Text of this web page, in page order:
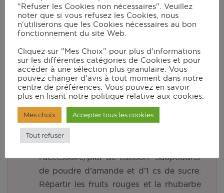
glace et l’eau. Ajouter le beurre coupés
en petits cubes et mélanger du bout des
une boule. L’envelopper dans du film
alimentaire et la laisser reposer au
réfrigérateur pendant 30mn.
Couper la rhubarbe en fins tronçons. Les
mélanger avec 2cs de sucre et laisser
dégorger 30mn.
Etaler la pâte et la disposer dans
l’accessoire/plat de cuisson. Saupoudrer
de poudre d’amande et d’1 cs de sucre.
Répartir les fruits rouges et la rhubarbe
"Refuser les Cookies non nécessaires". Veuillez
noter que si vous refusez les Cookies, nous
n'utiliserons que les Cookies nécessaires au bon
fonctionnement du site Web.
Cliquez sur "Mes Choix" pour plus d'informations
sur les différentes catégories de Cookies et pour
accéder à une sélection plus granulaire. Vous
pouvez changer d'avis à tout moment dans notre
centre de préférences. Vous pouvez en savoir
plus en lisant notre politique relative aux cookies.
Mes choix Accepter tous les cookies
Tout refuser